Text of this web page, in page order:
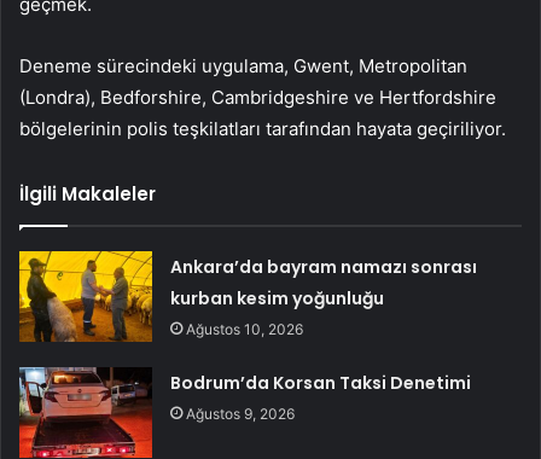
Deneme sürecindeki uygulama, Gwent, Metropolitan
(Londra), Bedforshire, Cambridgeshire ve Hertfordshire
bölgelerinin polis teşkilatları tarafından hayata geçiriliyor.
İlgili Makaleler
Ankara’da bayram namazı sonrası
kurban kesim yoğunluğu
Ağustos 10, 2026
Bodrum’da Korsan Taksi Denetimi
Ağustos 9, 2026